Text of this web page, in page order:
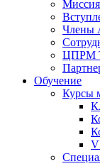
Члены
ЦПРМ
Oбучение
Курсы